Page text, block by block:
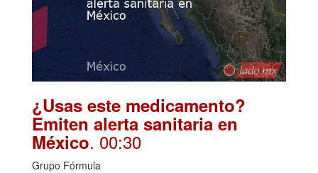
¿Usas este medicamento?
Emiten alerta sanitaria en
México. 00:30
Grupo Fórmula